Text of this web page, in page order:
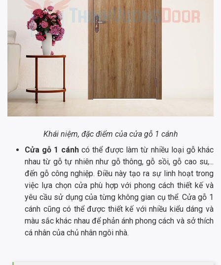
Khái niệm, đặc điểm của cửa gỗ 1 cánh
Cửa gỗ 1 cánh có thể được làm từ nhiều loại gỗ khác
nhau từ gỗ tự nhiên như gỗ thông, gỗ sồi, gỗ cao su,...
đến gỗ công nghiệp. Điều này tạo ra sự linh hoạt trong
việc lựa chọn cửa phù hợp với phong cách thiết kế và
yêu cầu sử dụng của từng không gian cụ thể. Cửa gỗ 1
cánh cũng có thể được thiết kế với nhiều kiểu dáng và
màu sắc khác nhau để phản ánh phong cách và sở thích
cá nhân của chủ nhân ngôi nhà.